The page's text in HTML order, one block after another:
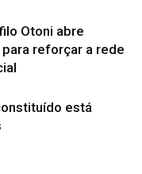
Otoni abre
reforçar a rede
está